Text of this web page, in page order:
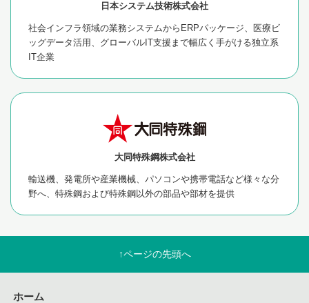
日本システム技術株式会社
社会インフラ領域の業務システムからERPパッケージ、医療ビ
ッグデータ活用、グローバルIT支援まで幅広く手がける独立系
IT企業
大同特殊鋼株式会社
輸送機、発電所や産業機械、パソコンや携帯電話など様々な分
野へ、 特殊鋼および特殊鋼以外の部品や部材を提供
↑ページの先頭へ
ホーム